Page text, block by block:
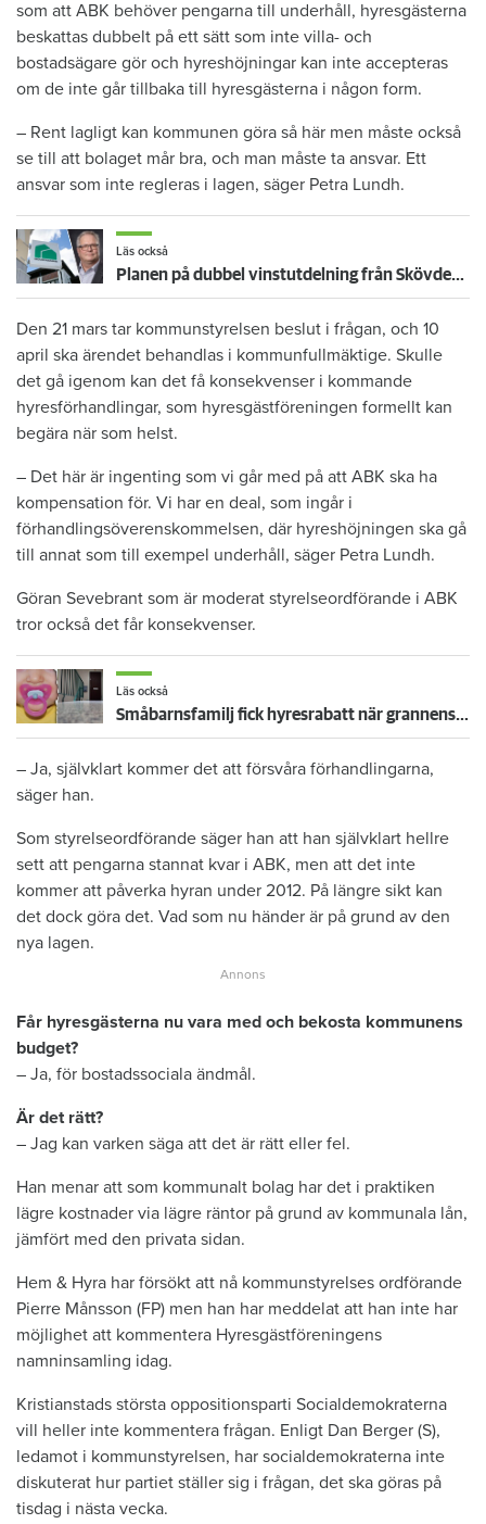
som att ABK behöver pengarna till underhåll, hyresgästerna
beskattas dubbelt på ett sätt som inte villa- och
bostadsägare gör och hyreshöjningar kan inte accepteras
om de inte går tillbaka till hyresgästerna i någon form.
– Rent lagligt kan kommunen göra så här men måste också
se till att bolaget mår bra, och man måste ta ansvar. Ett
ansvar som inte regleras i lagen, säger Petra Lundh.
Läs också
Planen på dubbel vinstutdelning från Skövdebostäder möts av kritik
Den 21 mars tar kommunstyrelsen beslut i frågan, och 10
april ska ärendet behandlas i kommunfullmäktige. Skulle
det gå igenom kan det få konsekvenser i kommande
hyresförhandlingar, som hyresgästföreningen formellt kan
begära när som helst.
– Det här är ingenting som vi går med på att ABK ska ha
kompensation för. Vi har en deal, som ingår i
förhandlingsöverenskommelsen, där hyreshöjningen ska gå
till annat som till exempel underhåll, säger Petra Lundh.
Göran Sevebrant som är moderat styrelseordförande i ABK
tror också det får konsekvenser.
Läs också
Småbarnsfamilj fick hyresrabatt när grannens störningar blev olidliga
– Ja, självklart kommer det att försvåra förhandlingarna,
säger han.
Som styrelseordförande säger han att han självklart hellre
sett att pengarna stannat kvar i ABK, men att det inte
kommer att påverka hyran under 2012. På längre sikt kan
det dock göra det. Vad som nu händer är på grund av den
nya lagen.
Får hyresgästerna nu vara med och bekosta kommunens
budget?
– Ja, för bostadssociala ändmål.
Är det rätt?
– Jag kan varken säga att det är rätt eller fel.
Han menar att som kommunalt bolag har det i praktiken
lägre kostnader via lägre räntor på grund av kommunala lån,
jämfört med den privata sidan.
Hem & Hyra har försökt att nå kommunstyrelses ordförande
Pierre Månsson (FP) men han har meddelat att han inte har
möjlighet att kommentera Hyresgästföreningens
namninsamling idag.
Kristianstads största oppositionsparti Socialdemokraterna
vill heller inte kommentera frågan. Enligt Dan Berger (S),
ledamot i kommunstyrelsen, har socialdemokraterna inte
diskuterat hur partiet ställer sig i frågan, det ska göras på
tisdag i nästa vecka.